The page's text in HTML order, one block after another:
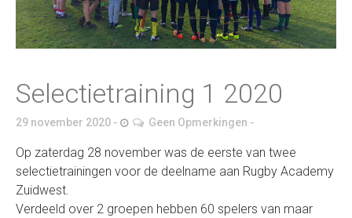
Selectietraining 1 2020
29 november 2020 Geen Opmerkingen
Op zaterdag 28 november was de eerste van twee
selectietrainingen voor de deelname aan Rugby Academy
Zuidwest.
Verdeeld over 2 groepen hebben 60 spelers van maar